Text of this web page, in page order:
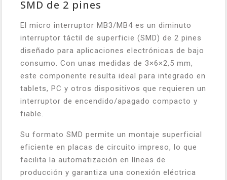
SMD de 2 pines
El micro interruptor MB3/MB4 es un diminuto
interruptor táctil de superficie (SMD) de 2 pines
diseñado para aplicaciones electrónicas de bajo
consumo. Con unas medidas de 3×6×2,5 mm,
este componente resulta ideal para integrado en
tablets, PC y otros dispositivos que requieren un
interruptor de encendido/apagado compacto y
fiable.
Su formato SMD permite un montaje superficial
eficiente en placas de circuito impreso, lo que
facilita la automatización en líneas de
producción y garantiza una conexión eléctrica